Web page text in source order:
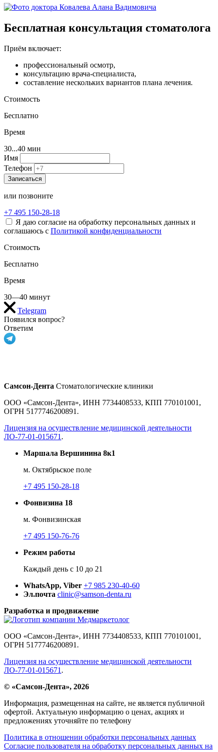
Бесплатная консультация стоматолога
Приём включает:
профессиональный осмотр,
консультацию врача-специалиста,
составление нескольких вариантов плана лечения.
Стоимость
Бесплатно
Время
30...40 мин
Имя
Телефон
Записаться
или позвоните
+7 495 150-28-18
Я даю согласие на обработку персональных данных и
соглашаюсь с Политикой конфиденциальности
Стоимость
Бесплатно
Время
30—40 минут
Telegram
Появился вопрос?
Ответим
Самсон-Дента Стоматологические клиники
ООО «Самсон-Дента», ИНН 7734408533, КПП 770101001,
ОГРН 5177746200891.
Лицензия на осуществление медицинской деятельности
ЛО-77-01-015671 .
Маршала Вершинина 8к1
м. Октябрьское поле
+7 495 150-28-18
Фонвизина 18
м. Фонвизинская
+7 495 150-76-76
Режим работы
Каждый день с 10 до 21
WhatsApp, Viber +7 985 230-40-60
Эл.почта clinic@samson-denta.ru
Разработка и продвижение
ООО «Самсон-Дента», ИНН 7734408533, КПП 770101001,
ОГРН 5177746200891.
Лицензия на осуществление медицинской деятельности
ЛО-77-01-015671 .
© «Самсон-Дента», 2026
Информация, размещенная на сайте, не является публичной
офертой. Актуальную информацию о ценах, акциях и
предложениях уточняйте по телефону
Политика в отношении обработки персональных данных
Согласие пользователя на обработку персональных данных на